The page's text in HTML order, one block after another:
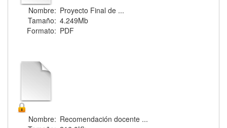
Nombre: Proyecto Final de ...
Tamaño: 4.249Mb
Formato: PDF
Nombre: Recomendación docente ...